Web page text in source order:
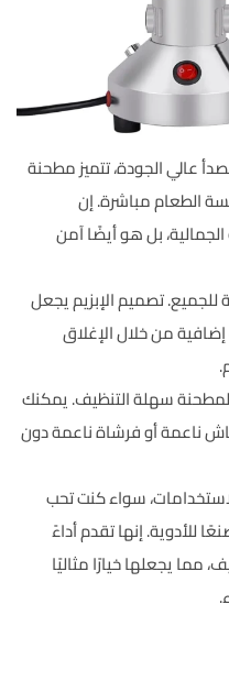
عالي الجودة، تتميز مطحنة
الطعام مباشرة. إن
بل هو أيضًا آمن
تصميم الإبزيم يجعل
من خلال الإغلاق
سهلة التنظيف. يمكنك
ناعمة أو فرشاة ناعمة دون
سواء كنت تحب
للأدوية. إنها تقدم أداءً
مما يجعلها خيارًا مثاليًا